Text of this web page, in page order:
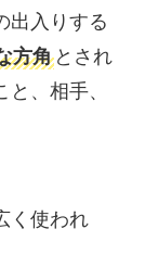
出入りする
方角とされ
、相手、
く使われ